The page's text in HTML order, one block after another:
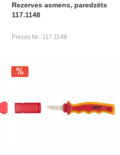
Rezerves asmens, paredzēts
117.1148
Preces Nr.: 117.1149